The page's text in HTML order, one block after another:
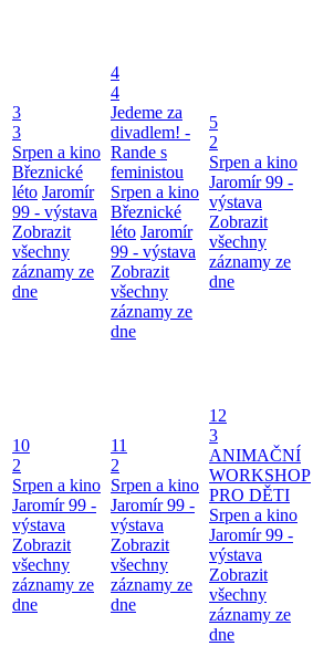
3
3
Srpen a kino
Březnické
léto Jaromír
99 - výstava
Zobrazit
všechny
záznamy ze
dne
4
4
Jedeme za
divadlem! -
Rande s
feministou
Srpen a kino
Březnické
léto Jaromír
99 - výstava
Zobrazit
všechny
záznamy ze
dne
5
2
Srpen a kino
Jaromír 99 -
výstava
Zobrazit
všechny
záznamy ze
dne
10
2
Srpen a kino
Jaromír 99 -
výstava
Zobrazit
všechny
záznamy ze
dne
11
2
Srpen a kino
Jaromír 99 -
výstava
Zobrazit
všechny
záznamy ze
dne
12
3
ANIMAČNÍ
WORKSHOP
PRO DĚTI
Srpen a kino
Jaromír 99 -
výstava
Zobrazit
všechny
záznamy ze
dne